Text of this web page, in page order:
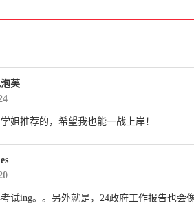
芙
姐推荐的，希望我也能一战上岸！
试ing。。另外就是，24政府工作报告也